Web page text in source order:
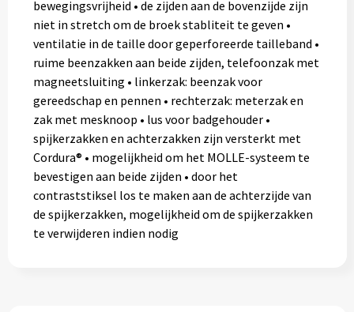
bewegingsvrijheid • de zijden aan de bovenzijde zijn
niet in stretch om de broek stabliteit te geven •
ventilatie in de taille door geperforeerde tailleband •
ruime beenzakken aan beide zijden, telefoonzak met
magneetsluiting • linkerzak: beenzak voor
gereedschap en pennen • rechterzak: meterzak en
zak met mesknoop • lus voor badgehouder •
spijkerzakken en achterzakken zijn versterkt met
Cordura® • mogelijkheid om het MOLLE-systeem te
bevestigen aan beide zijden • door het
contraststiksel los te maken aan de achterzijde van
de spijkerzakken, mogelijkheid om de spijkerzakken
te verwijderen indien nodig